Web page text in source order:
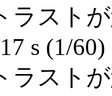
ラスト
s (1/
ラスト